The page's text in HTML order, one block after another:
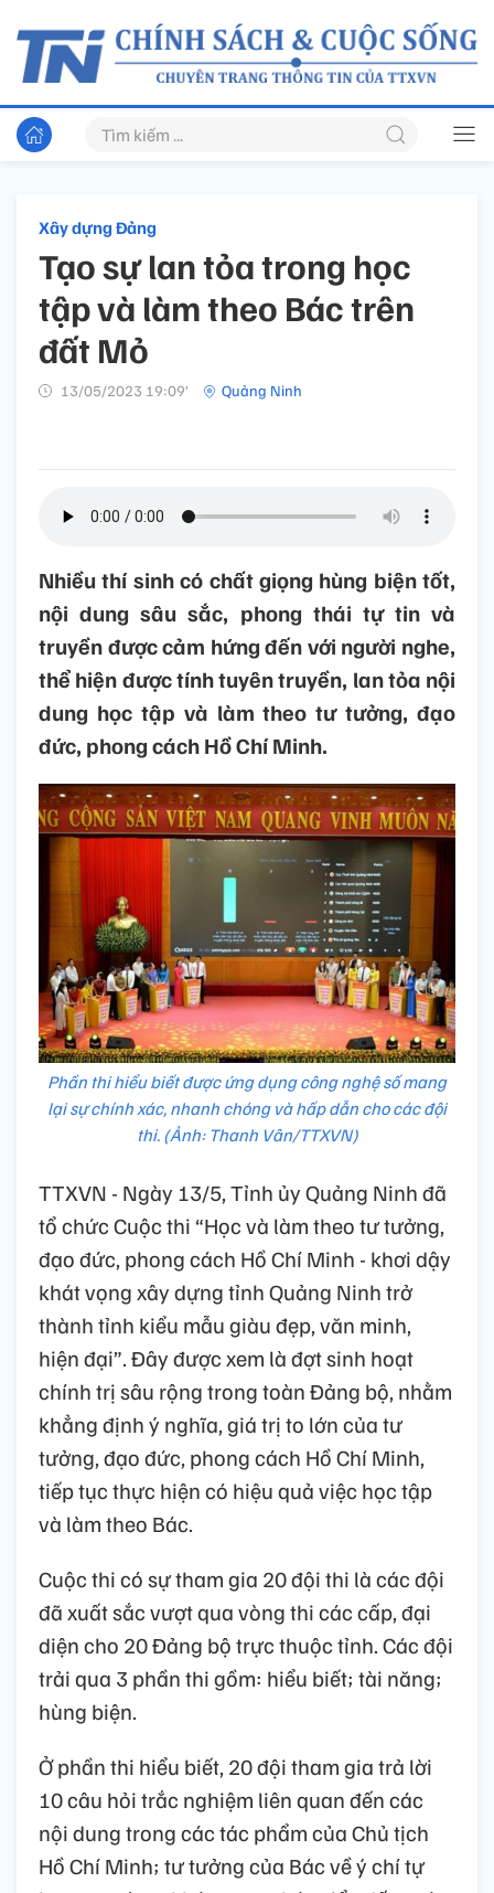
Xây dựng Đảng
Tạo sự lan tỏa trong học
tập và làm theo Bác trên
đất Mỏ
13/05/2023 19:09’ Quảng Ninh
Nhiều thí sinh có chất giọng hùng biện tốt,
nội dung sâu sắc, phong thái tự tin và
truyền được cảm hứng đến với người nghe,
thể hiện được tính tuyên truyền, lan tỏa nội
dung học tập và làm theo tư tưởng, đạo
đức, phong cách Hồ Chí Minh.
Phần thi hiểu biết được ứng dụng công nghệ số mang
lại sự chính xác, nhanh chóng và hấp dẫn cho các đội
thi. (Ảnh: Thanh Vân/TTXVN)
TTXVN - Ngày 13/5, Tỉnh ủy Quảng Ninh đã
tổ chức Cuộc thi “Học và làm theo tư tưởng,
đạo đức, phong cách Hồ Chí Minh - khơi dậy
khát vọng xây dựng tỉnh Quảng Ninh trở
thành tỉnh kiểu mẫu giàu đẹp, văn minh,
hiện đại”. Đây được xem là đợt sinh hoạt
chính trị sâu rộng trong toàn Đảng bộ, nhằm
khẳng định ý nghĩa, giá trị to lớn của tư
tưởng, đạo đức, phong cách Hồ Chí Minh,
tiếp tục thực hiện có hiệu quả việc học tập
và làm theo Bác.
Cuộc thi có sự tham gia 20 đội thi là các đội
đã xuất sắc vượt qua vòng thi các cấp, đại
diện cho 20 Đảng bộ trực thuộc tỉnh. Các đội
trải qua 3 phần thi gồm: hiểu biết; tài năng;
hùng biện.
Ở phần thi hiểu biết, 20 đội tham gia trả lời
10 câu hỏi trắc nghiệm liên quan đến các
nội dung trong các tác phẩm của Chủ tịch
Hồ Chí Minh; tư tưởng của Bác về ý chí tự